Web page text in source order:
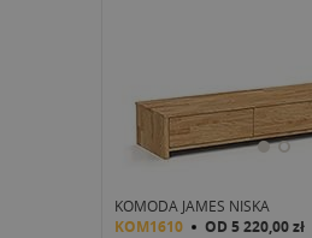
KOMODA JAMES NISKA
KOM1610 OD 5 220,00 zł